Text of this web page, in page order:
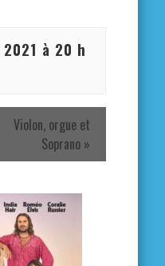
à 20 h
Violon, orgue et
Soprano »